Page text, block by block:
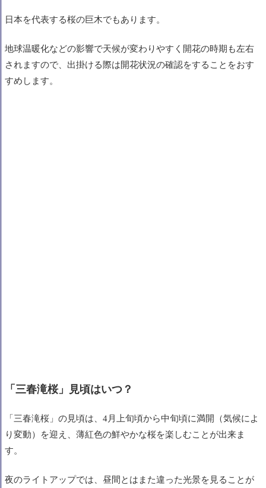
日本を代表する桜の巨木でもあります。
地球温暖化などの影響で天候が変わりやすく 開花の時期も左右
されますので、出掛ける際は開花状況の確認をすることをおす
すめします。
「三春滝桜」見頃はいつ？
「三春滝桜」の見頃は、4月上旬頃から中旬頃に満開（気候によ
り変動）を迎え、薄紅色の鮮やかな桜を楽しむことが出来ま
す。
夜のライトアップでは、昼間とはまた違った光景を見ることが